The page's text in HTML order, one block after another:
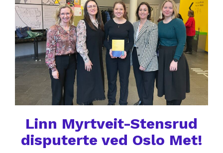
Linn Myrtveit-Stensrud
disputerte ved Oslo Met!